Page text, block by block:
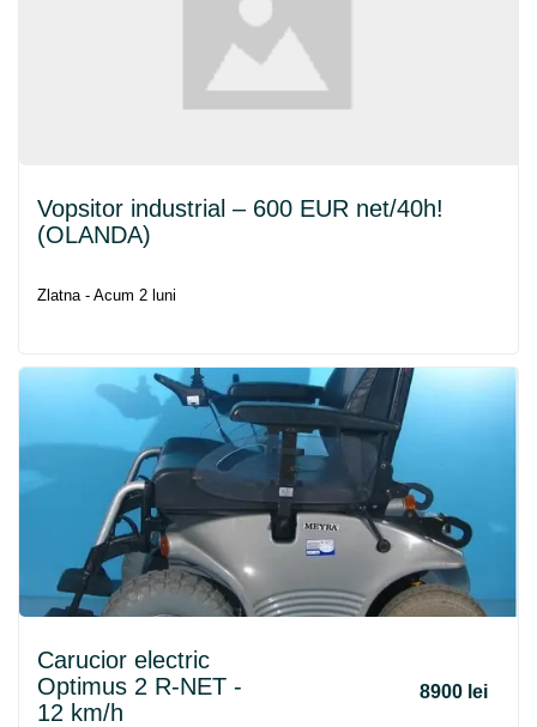
Vopsitor industrial – 600 EUR net/40h!
(OLANDA)
Zlatna - Acum 2 luni
Carucior electric
Optimus 2 R-NET -
12 km/h
8900 lei